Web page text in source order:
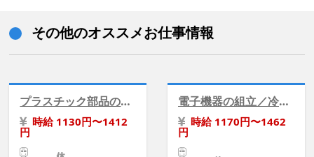
その他のオススメお仕事情報
プラスチック部品の組付け検査《時給アップあり》
時給 1130円〜1412
円
電子機器の組立／冷暖房完備／日勤・土日祝休み
時給 1170円〜1462
円